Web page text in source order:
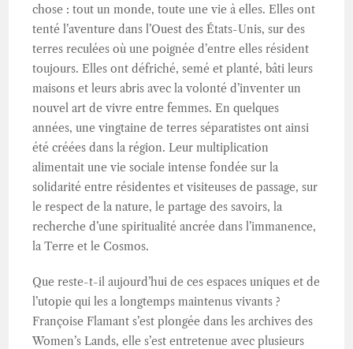
chose : tout un monde, toute une vie à elles. Elles ont
tenté l’aventure dans l’Ouest des États-Unis, sur des
terres reculées où une poignée d’entre elles résident
toujours. Elles ont défriché, semé et planté, bâti leurs
maisons et leurs abris avec la volonté d’inventer un
nouvel art de vivre entre femmes. En quelques
années, une vingtaine de terres séparatistes ont ainsi
été créées dans la région. Leur multiplication
alimentait une vie sociale intense fondée sur la
solidarité entre résidentes et visiteuses de passage, sur
le respect de la nature, le partage des savoirs, la
recherche d’une spiritualité ancrée dans l’immanence,
la Terre et le Cosmos.
Que reste-t-il aujourd’hui de ces espaces uniques et de
l’utopie qui les a longtemps maintenus vivants ?
Françoise Flamant s’est plongée dans les archives des
Women’s Lands, elle s’est entretenue avec plusieurs